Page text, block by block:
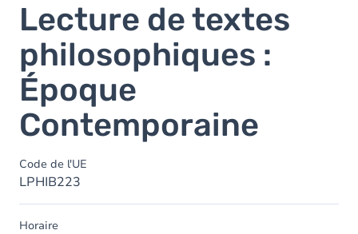
Lecture de textes
philosophiques :
Époque
Contemporaine
Code de l'UE
LPHIB223
Horaire